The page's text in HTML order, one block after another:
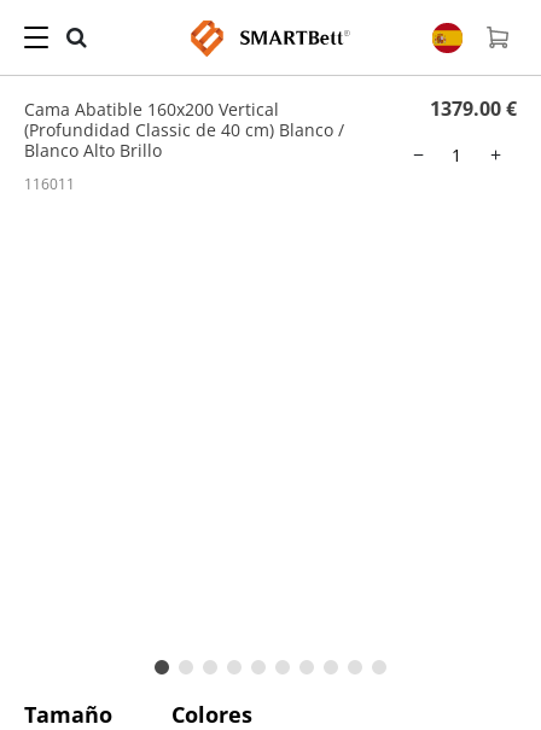
Hogar Cama Abatible
/ Cama Abatible 160x200 Vertical (Profundidad Classic de 40
Cama Abatible 160x200 Vertical
(Profundidad Classic de 40 cm) Blanco /
Blanco Alto Brillo
1379.00 €
−
+
116011
Tamaño Colores